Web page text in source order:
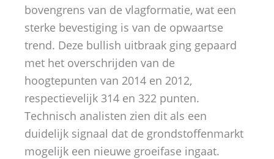
bovengrens van de vlagformatie, wat een
sterke bevestiging is van de opwaartse
trend. Deze bullish uitbraak ging gepaard
met het overschrijden van de
hoogtepunten van 2014 en 2012,
respectievelijk 314 en 322 punten.
Technisch analisten zien dit als een
duidelijk signaal dat de grondstoffenmarkt
mogelijk een nieuwe groeifase ingaat.